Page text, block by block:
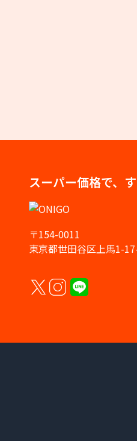
スーパー価格で、
〒154-0011
東京都世田谷区上馬1-